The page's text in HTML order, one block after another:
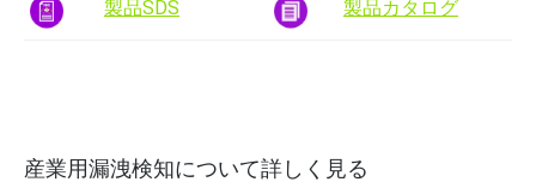
製品SDS 製品カタログ
産業用漏洩検知について詳しく見る